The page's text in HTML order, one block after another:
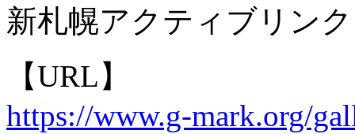
新札幌アクティブリンク
【URL】
https://www.g-mark.org/